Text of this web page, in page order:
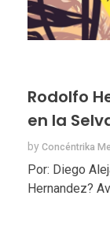
Rodolfo
en la
by Concéntrika
Por: Diego
Hernandez?